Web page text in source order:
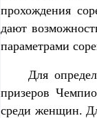
прохождения
дают
параметрами
Для
призеров
среди женщин.